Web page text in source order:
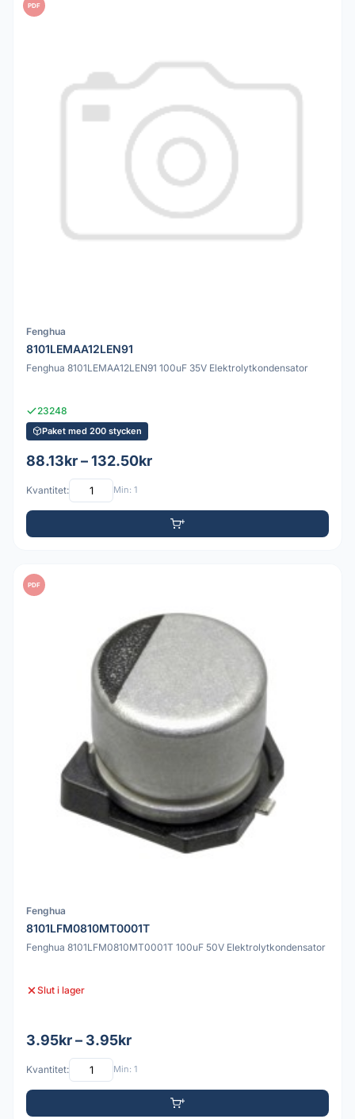
PDF
Fenghua
8101LEMAA12LEN91
Fenghua 8101LEMAA12LEN91 100uF 35V Elektrolytkondensator
23248
Paket med 200 stycken
88.13kr – 132.50kr
Kvantitet: Min: 1
PDF
Fenghua
8101LFM0810MT0001T
Fenghua 8101LFM0810MT0001T 100uF 50V Elektrolytkondensator
Slut i lager
3.95kr – 3.95kr
Kvantitet: Min: 1